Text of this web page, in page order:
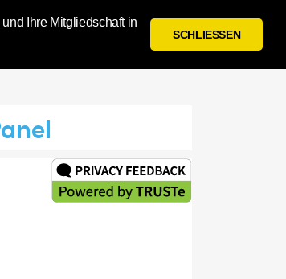
Ihre Mitgliedschaft in
SCHLIESSEN
Anmelden